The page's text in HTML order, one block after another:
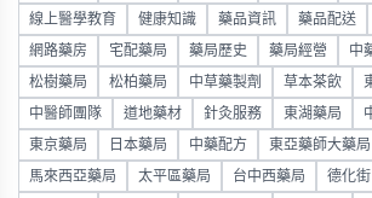
線上醫學教育 健康知識 藥品資訊 藥品配送
網路藥房 宅配藥局 藥局歷史 藥局經營 中
松樹藥局 松柏藥局 中草藥製劑 草本茶飲
中醫師團隊 道地藥材 針灸服務 東湖藥局
東京藥局 日本藥局 中藥配方 東亞藥師大藥局
馬來西亞藥局 太平區藥局 台中西藥局 德化街